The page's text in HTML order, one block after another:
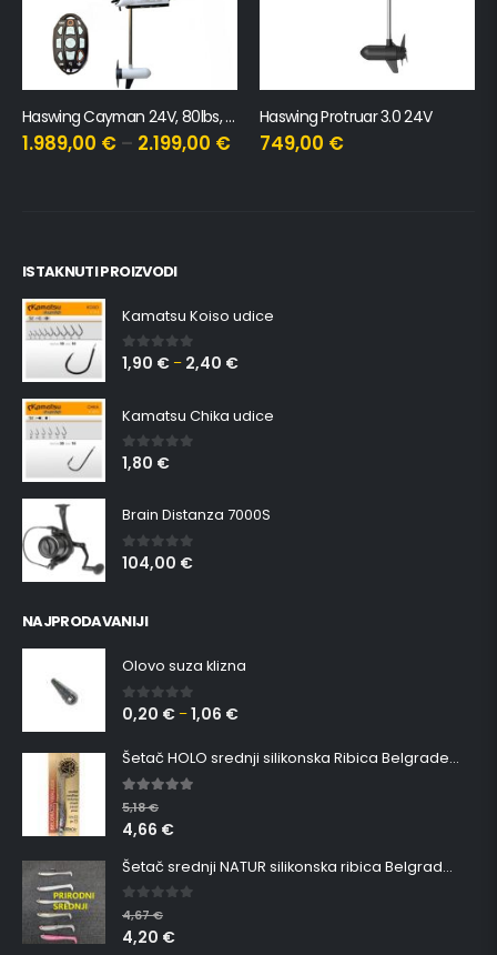
Haswing Cayman 24V, 80lbs, GPS
1.989,00 € – 2.199,00 €
Haswing Protruar 3.0 24V
749,00 €
ISTAKNUTI PROIZVODI
Kamatsu Koiso udice
0 out of 5
1,90 € – 2,40 €
Kamatsu Chika udice
0 out of 5
1,80 €
Brain Distanza 7000S
0out of 5
104,00 €
NAJPRODAVANIJI
Olovo suza klizna
0 out of 5
0,20 € –1,06 €
Šetač HOLO srednji silikonska Ribica Belgrade Walker
5.00
5,18€
4,66 €
Šetač srednji NATUR silikonska ribica Belgrade Walker
0 out of 5
4,67€
4,20 €